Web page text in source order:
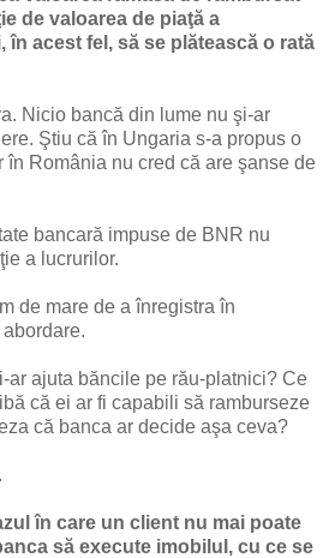
de valoarea de piaţă a
acest fel, să se plătească o rată
Nicio bancă din lume nu şi-ar
Ştiu că în Ungaria s-a propus o
în România nu cred că are şanse de
bancară impuse de BNR nu
a lucrurilor.
de mare de a înregistra în
ar ajuta băncile pe rău-platnici? Ce
că ei ar fi capabili să ramburseze
că banca ar decide aşa ceva?
în care un client nu mai poate
să execute imobilul, cu ce se